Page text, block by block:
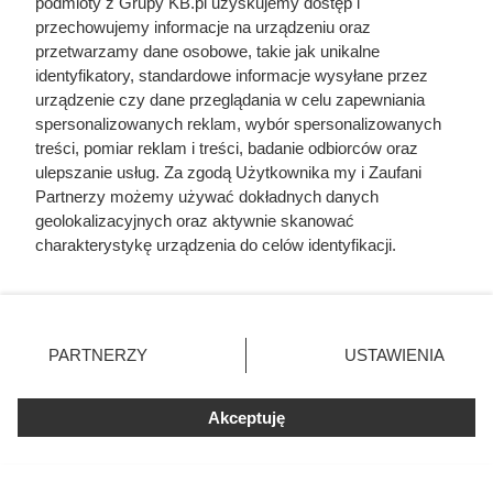
chłodniczy odparowuje już przy niskich temperaturach.
Pompa ciepła powietrze-wodapotrafi wytworzyć kilka razy
więcej energii cieplnej, niż pobiera energii elektrycznej do
pracy. W praktyce oznacza to stabilne ogrzewanie domu
przez cały sezon i pewne przygotowanie ciepłej wody
użytkowej. Co ważne, w porównaniu z pompami
gruntowymi, nie wymaga robót ziemnych ani odwiertów,
dzięki czemu zwykle zmniejsza zarówno koszt zakupu
przechowujemy informacje na urządzeniu oraz
przetwarzamy dane osobowe, takie jak unikalne
identyfikatory, standardowe informacje wysyłane przez
urządzenie czy dane przeglądania w celu zapewniania
spersonalizowanych reklam, wybór spersonalizowanych
treści, pomiar reklam i treści, badanie odbiorców oraz
ulepszanie usług. Za zgodą Użytkownika my i Zaufani
Partnerzy możemy używać dokładnych danych
geolokalizacyjnych oraz aktywnie skanować
charakterystykę urządzenia do celów identyfikacji.
zmienić/wycofać klikając przycisk ustawień prywatności
znajdujący się w lewym dolnym rogu strony. Niektóre
użytkownika, ale masz prawo sprzeciwić się takiemu
przetwarzaniu. Preferencje będą miały zastosowania tylko
PARTNERZY USTAWIENIA
Akceptuję